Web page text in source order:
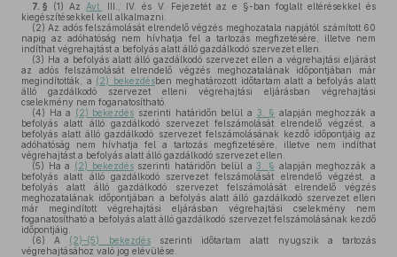
7. § (1) Az Avt.
III., IV. és V. Fejezetét az e §-ban foglalt eltérésekkel és
kiegészítésekkel kell alkalmazni.
(2) Az adós felszámolását elrendelő végzés meghozatala napjától számított 60
napig az adóhatóság nem hívhatja fel a tartozás megfizetésére, illetve nem
indíthat végrehajtást a befolyás alatt álló gazdálkodó szervezet ellen.
(3) Ha a befolyás alatt álló gazdálkodó szervezet ellen a végrehajtási eljárást
az adós felszámolását elrendelő végzés meghozatalának időpontjában már
megindították, a (2) bekezdésben meghatározott időtartam alatt a befolyás alatt
álló gazdálkodó szervezet elleni végrehajtási eljárásban végrehajtási
cselekmény nem foganatosítható.
(4) Ha a (2) bekezdés szerinti határidőn belül a 3. § alapján meghozzák a
befolyás alatt álló gazdálkodó szervezet felszámolását elrendelő végzést, a
befolyás alatt álló gazdálkodó szervezet felszámolásának kezdő időpontjáig az
adóhatóság nem hívhatja fel a tartozás megfizetésére, illetve nem indíthat
végrehajtást a befolyás alatt álló gazdálkodó szervezet ellen.
(5) Ha a (2) bekezdésszerinti határidőn belül a3. § alapján meghozzák a
befolyás alatt álló gazdálkodó szervezet felszámolását elrendelő végzést, a
befolyás alatt álló gazdálkodó szervezet felszámolását elrendelő végzés
meghozatalának időpontjában a befolyás alatt álló gazdálkodó szervezet ellen
már megindított végrehajtási eljárásban végrehajtási cselekmény nem
foganatosítható a befolyás alatt álló gazdálkodó szervezet felszámolásának kezdő
időpontjáig.
(6) A (2)–(5) bekezdésszerinti időtartam alatt nyugszik a tartozás
végrehajtásához való jog elévülése.